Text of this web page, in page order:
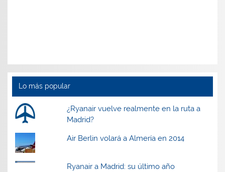
Lo más popular
¿Ryanair vuelve realmente en la ruta a
Madrid?
Air Berlin volará a Almería en 2014
Ryanair a Madrid: su último año